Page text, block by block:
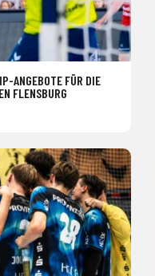
ANGEBOTE FÜR DIE
FLENSBURG